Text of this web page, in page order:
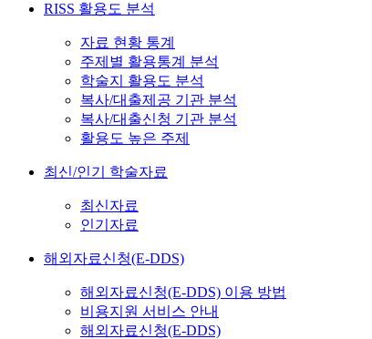
RISS 활용도 분석
자료 현황 통계
주제별 활용통계 분석
학술지 활용도 분석
복사/대출제공 기관 분석
복사/대출신청 기관 분석
활용도 높은 주제
최신/인기 학술자료
최신자료
인기자료
해외자료신청(E-DDS)
해외자료신청(E-DDS) 이용 방법
비용지원 서비스 안내
해외자료신청(E-DDS)